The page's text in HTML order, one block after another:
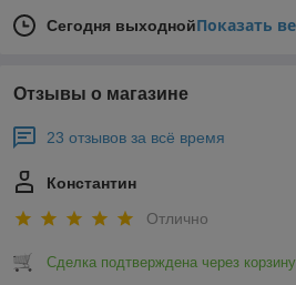
Сегодня выходнойПоказать
Отзывы о магазине
23 отзывов за всё время
Константин
Отлично
Сделка подтверждена через корзину